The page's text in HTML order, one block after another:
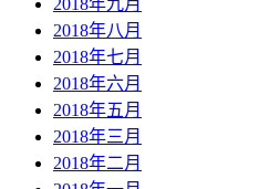
2018年八月
2018年七月
2018年六月
2018年五月
2018年三月
2018年二月